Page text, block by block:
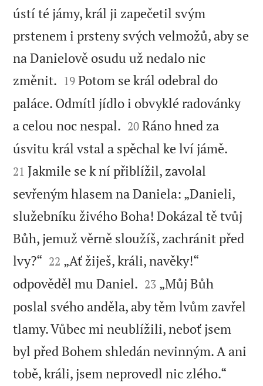
ústí té jámy, král ji zapečetil svým
prstenem i prsteny svých velmožů, aby se
na Danielově osudu už nedalo nic
změnit. 

19 Potom se král odebral do
paláce. Odmítl jídlo i obvyklé radovánky
a celou noc nespal. 

20 Ráno hned za
úsvitu král vstal a spěchal ke lví jámě.
21 Jakmile se k ní přiblížil, zavolal
sevřeným hlasem na Daniela: „Danieli,
služebníku živého Boha! Dokázal tě tvůj
Bůh, jemuž věrně sloužíš, zachránit před
lvy?“ 

22 „Ať žiješ, králi, navěky!“
odpověděl mu Daniel. 

23 „Můj Bůh
poslal svého anděla, aby těm lvům zavřel
tlamy. Vůbec mi neublížili, neboť jsem
byl před Bohem shledán nevinným. A ani
tobě, králi, jsem neprovedl nic zlého.“